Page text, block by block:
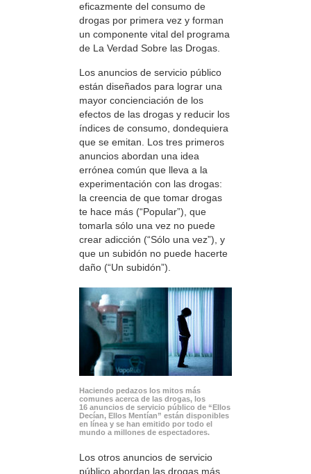
eficazmente del consumo de
drogas por primera vez y forman
un componente vital del programa
de La Verdad Sobre las Drogas.
Los anuncios de servicio público
están diseñados para lograr una
mayor concienciación de los
efectos de las drogas y reducir los
índices de consumo, dondequiera
que se emitan. Los tres primeros
anuncios abordan una idea
errónea común que lleva a la
experimentación con las drogas:
la creencia de que tomar drogas
te hace más (“Popular”), que
tomarla sólo una vez no puede
crear adicción (“Sólo una vez”), y
que un subidón no puede hacerte
daño (“Un subidón”).
Haciendo pedazos los mitos más
comunes acerca de las drogas, los
16 anuncios de servicio público de “Ellos
Decían, Ellos Mentían” están disponibles
en línea y se han emitido por todo el
mundo a millones de espectadores.
Los otros anuncios de servicio
público abordan las drogas más